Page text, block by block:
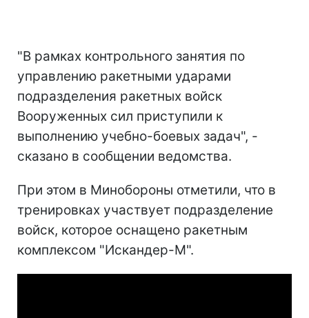
"В рамках контрольного занятия по
управлению ракетными ударами
подразделения ракетных войск
Вооруженных сил приступили к
выполнению учебно-боевых задач", -
сказано в сообщении ведомства.
При этом в Минобороны отметили, что в
тренировках участвует подразделение
войск, которое оснащено ракетным
комплексом "Искандер-М".